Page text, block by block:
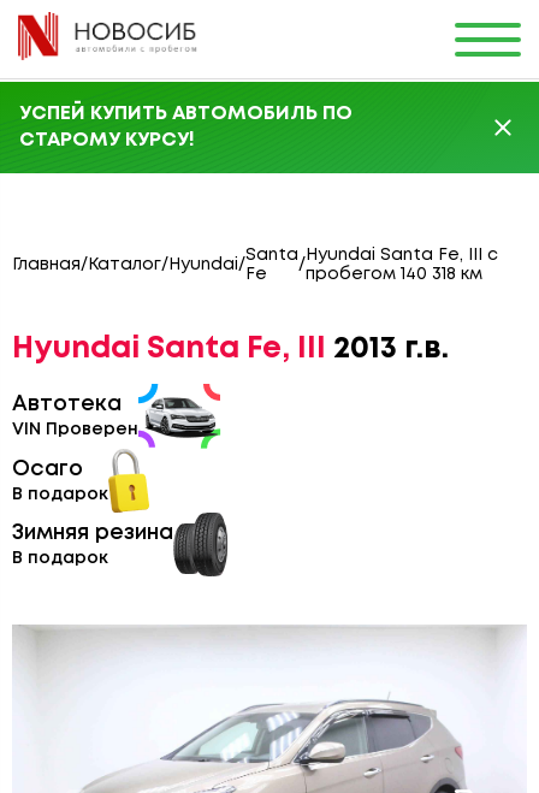
УСПЕЙ КУПИТЬ АВТОМОБИЛЬ ПО
СТАРОМУ КУРСУ!
Главная/ Каталог/ Hyundai/
Santa
Fe
/
Hyundai Santa Fe, III с
пробегом 140 318 км
Hyundai Santa Fe, III 2013 г.в.
Автотека
VIN Проверен
Осаго
В подарок
Зимняя резина
В подарок